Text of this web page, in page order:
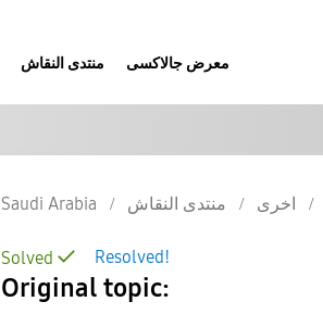
منتدى النقاش معرض جالاكسى
Saudi Arabia منتدى النقاش اخرى
Resolved!
Solved
Original topic: